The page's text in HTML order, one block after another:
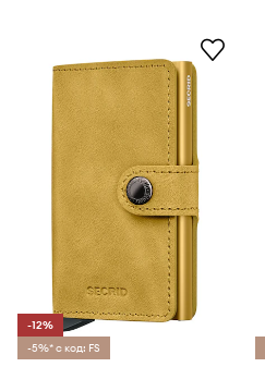
-12%
-5%* с код: FS